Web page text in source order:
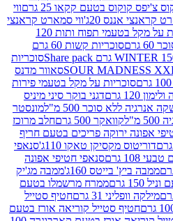
בטעם קקאו 25 גרם
ווי
20ג'
ווי סמארט קראנצי
SKILLS DUO סוכריות על מקל בטעמי תפוח ותות 120
סוכריות קשות 60 גרם
סוכריות
סאוור מדנס
על מקל בטעמי פירות
דגני בוקר סיני מיניס
500 מ"ל
מונסטר
500 גרם
חלב מרוכז
פריכים בטעם חריף
טאקו 110ג'
סנאפי
סנאפי חטיפי אפונה
160ג'
ממבה מג'יק
ממרח מרשמלו בטעם
31 גרם
חטיף סטייל
סטייל קוריאה אורז בטעם